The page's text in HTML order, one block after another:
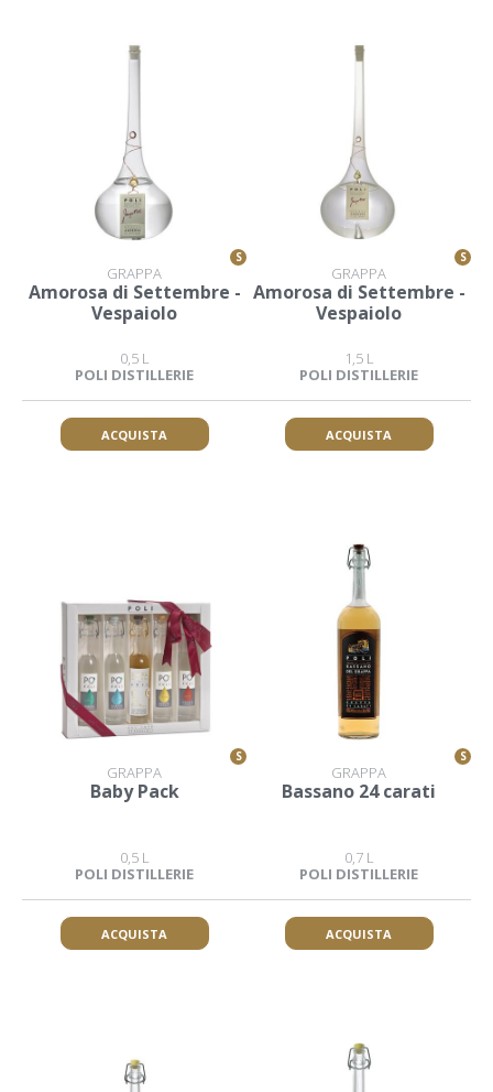
S
GRAPPA
Amorosa di Settembre -
Vespaiolo
0,5 L
POLI DISTILLERIE
ACQUISTA
S
GRAPPA
Amorosa di Settembre -
Vespaiolo
1,5 L
POLI DISTILLERIE
ACQUISTA
S
GRAPPA
Baby Pack
0,5 L
POLI DISTILLERIE
ACQUISTA
S
GRAPPA
Bassano 24 carati
0,7 L
POLI DISTILLERIE
ACQUISTA